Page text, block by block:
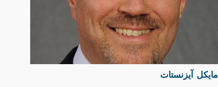
مایکل آیزنستات